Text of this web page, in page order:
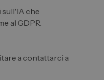
sull'IA che
al GDPR.
a contattarci a